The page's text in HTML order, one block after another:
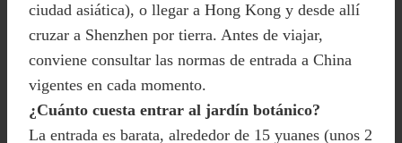
ciudad asiática), o llegar a Hong Kong y desde allí
cruzar a Shenzhen por tierra. Antes de viajar,
conviene consultar las normas de entrada a China
vigentes en cada momento.
¿Cuánto cuesta entrar al jardín botánico?
La entrada es barata, alrededor de 15 yuanes (unos 2